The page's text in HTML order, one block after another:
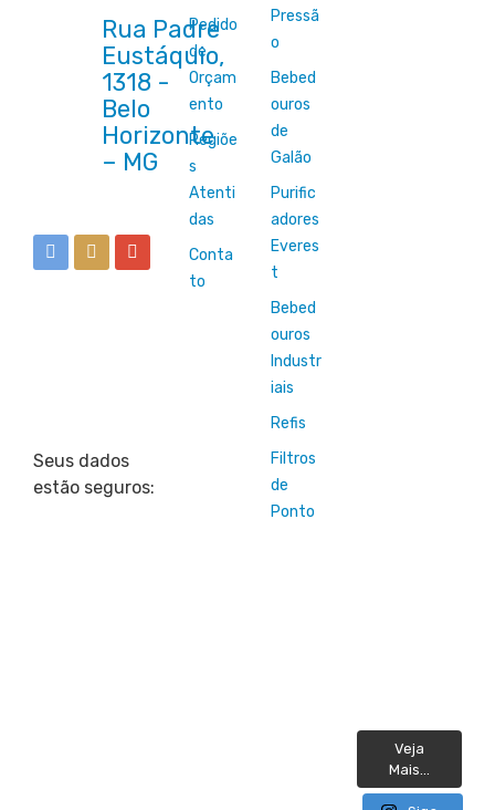
of Young Internet marketers
Rua Padre
Eustáquio,
1318 -
Belo
Horizonte
Seus dados
estão seguros:
Pedido
de
Orçam
ento
Regiõe
s
Atenti
das
Conta
to
Pressã
o
Bebed
ouros
de
Galão
Purific
adores
Everes
t
Bebed
ouros
Industr
iais
Refis
Filtros
de
Ponto
Veja
Mais...